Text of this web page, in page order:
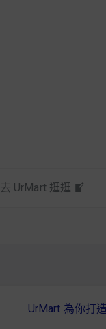
去 UrMart 逛逛
UrMart 為你打